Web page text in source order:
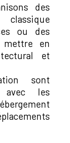
des
ou des
en
et
sont
avec les